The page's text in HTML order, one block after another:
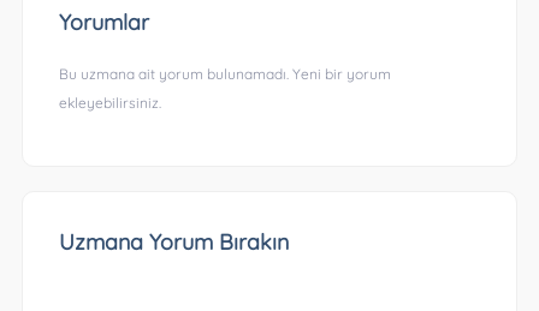
Yorumlar
Bu uzmana ait yorum bulunamadı. Yeni bir yorum
ekleyebilirsiniz.
Uzmana Yorum Bırakın